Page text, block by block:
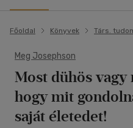
Főoldal Könyvek Társ.
Meg Josephson
Most dühös vagy
hogy mit
saját életedet!